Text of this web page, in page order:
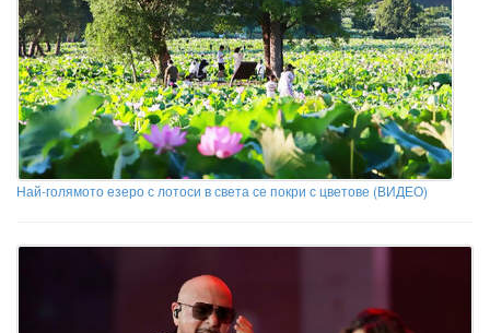
Най-голямото езеро с лотоси в света се покри с цветове (ВИДЕО)